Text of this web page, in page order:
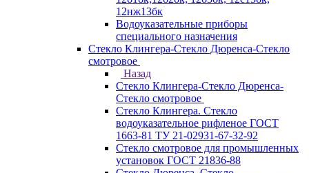
12нж13бк
Водоуказательные приборы
специального назначения
Стекло Клингера-Стекло Дюренса-Стекло
смотровое
Назад
Стекло Клингера-Стекло Дюренса-
Стекло смотровое
Стекло Клингера. Стекло
водоуказательное рифленое ГОСТ
1663-81 ТУ 21-02931-67-32-92
Стекло смотровое для промышленных
установок ГОСТ 21836-88